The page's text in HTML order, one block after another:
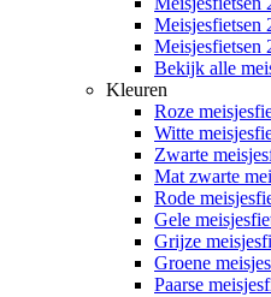
Meisjesfietsen
Meisjesfietsen
Bekijk alle
Kleuren
Roze
Witte
Zwarte
Mat zwarte
Rode
Gele
Grijze
Groene
Paarse